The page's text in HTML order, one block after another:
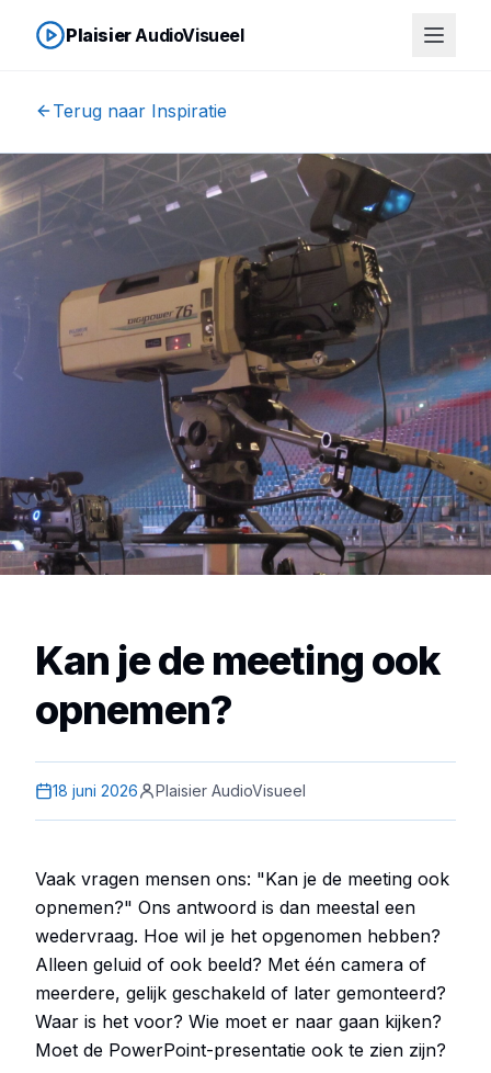
PlaisierAudioVisueel
Terug naar Inspiratie
Kan je de meeting ook
opnemen?
18 juni 2026 Plaisier AudioVisueel
Vaak vragen mensen ons: "Kan je de meeting ook
opnemen?" Ons antwoord is dan meestal een
wedervraag. Hoe wil je het opgenomen hebben?
Alleen geluid of ook beeld? Met één camera of
meerdere, gelijk geschakeld of later gemonteerd?
Waar is het voor? Wie moet er naar gaan kijken?
Moet de PowerPoint-presentatie ook te zien zijn?